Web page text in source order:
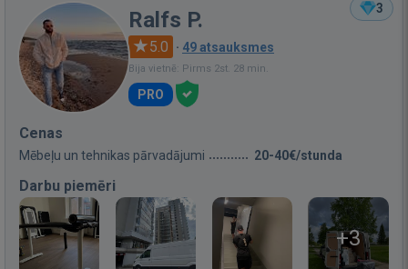
3
Ralfs P.
5.0 · 49 atsauksmes
Bija vietnē: Pirms 2st. 28 min.
PRO
Cenas
Mēbeļu un tehnikas pārvadājumi 20-40€/stunda
Darbu piemēri
+3